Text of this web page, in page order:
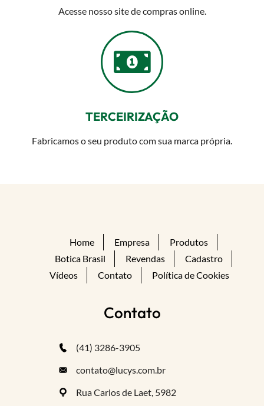
Acesse nosso site de compras online.
TERCEIRIZAÇÃO
Fabricamos o seu produto com sua marca própria.
Home Empresa
Produtos
Botica Brasil
Revendas
Cadastro
Vídeos
Contato Política de Cookies
Contato
(41) 3286-3905
contato@lucys.com.br
Rua Carlos de Laet, 5982